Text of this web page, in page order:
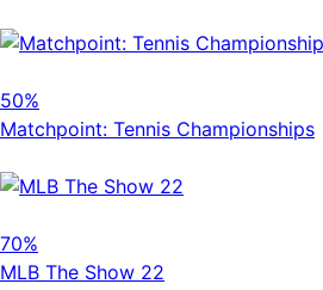
50%
Matchpoint: Tennis Championships
70%
MLB The Show 22